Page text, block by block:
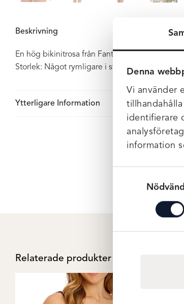
Denna
Vi använder
identifierare
information
Beskrivning
En hög bikinitrosa från Fantasie i serien
Storlek: Något rymligare i storleken.
Ytterligare Information
Relaterade produkter